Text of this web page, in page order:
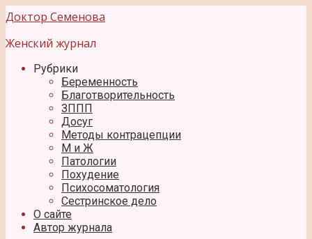
Перейти
к
контенту
Доктор Семенова
Женский журнал
Рубрики
Беременность
Благотворительность
ЗППП
Досуг
Методы контрацепции
М и Ж
Патологии
Похудение
Психосоматология
Сестринское дело
О сайте
Автор журнала